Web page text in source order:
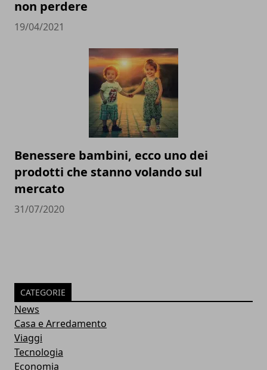
non perdere
19/04/2021
Benessere bambini, ecco uno dei
prodotti che stanno volando sul
mercato
31/07/2020
CATEGORIE
News
Casa e Arredamento
Viaggi
Tecnologia
Economia